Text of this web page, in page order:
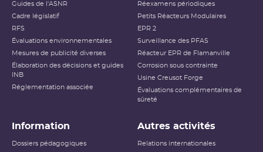
Guides de l'ASNR
Cadre législatif
RFS
Évaluations environnementales
Mesures de publicité diverses
Élaboration des décisions et guides
INB
Réglementation associée
Réexamens périodiques
Petits Réacteurs Modulaires
EPR 2
Surveillance des PFAS
Réacteur EPR de Flamanville
Corrosion sous contrainte
Usine Creusot Forge
Évaluations complémentaires de
sûreté
Information
Dossiers pédagogiques
Autres activités
Relations internationales